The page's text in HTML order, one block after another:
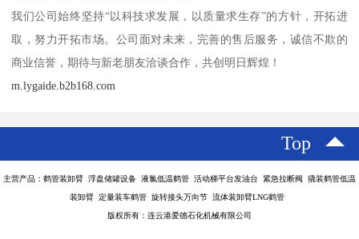
我们公司始终坚持“以科技求发展，以质量求生存”的方针，开拓进
取，努力开拓市场。公司面对未来，完善的售后服务，诚信不欺的
商业信誉，期待与新老朋友洽谈合作，共创明日辉煌！
m.lygaide.b2b168.com
Top
主营产品：鹤管装卸臂 浮盘储罐设备 液氯低温鹤管 活动梯平台发油台 紧急拉断阀 撬装鹤管低温
装卸臂 定量装车鹤管 旋转接头万向节 流体装卸臂LNG鹤管
版权所有：连云港爱德石化机械有限公司